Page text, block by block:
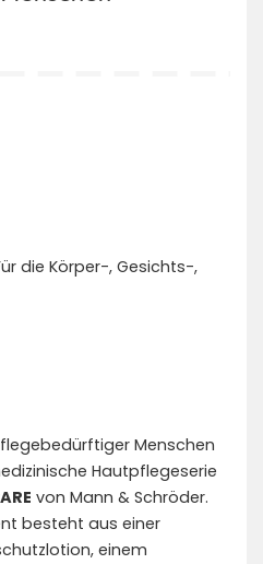
die Körper-, Gesichts-,
Menschen
Hautpflegeserie
von Mann & Schröder.
besteht aus einer
einem